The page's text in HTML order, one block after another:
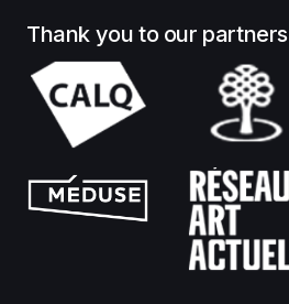
Thank you to our partners